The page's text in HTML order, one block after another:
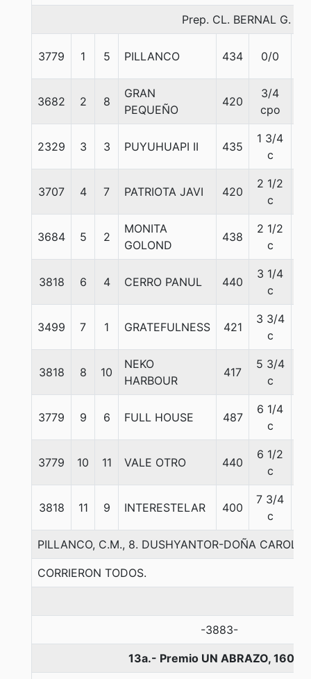
Prep. CL. BERNAL G.
3779 1 5 PILLANCO 434 0/0
3682 2 8
GRAN
PEQUEÑO
420
3/4
cpo
2329 3 3 PUYUHUAPI II 435
1 3/4
c
3707 4 7 PATRIOTA JAVI 420
2 1/2
c
3684 5 2
MONITA
GOLOND
438
2 1/2
c
3818 6 4 CERRO PANUL 440
3 1/4
c
3499 7 1 GRATEFULNESS 421
3 3/4
c
3818 8 10
NEKO
HARBOUR
417
5 3/4
c
3779 9 6 FULL HOUSE 487
6 1/4
c
3779 10 11 VALE OTRO 440
6 1/2
c
3818 11 9 INTERESTELAR 400
7 3/4
c
PILLANCO, C.M., 8. DUSHYANTOR-DOÑA
CORRIERON TODOS.
-3883-
13a.- Premio UN ABRAZO, 1600